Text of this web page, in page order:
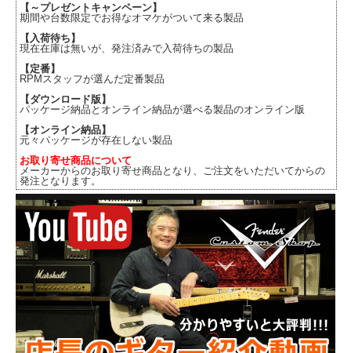
【～プレゼントキャンペーン】
期間や台数限定でお得なオマケがついて来る製品
【入荷待ち】
現在在庫は無いが、発注済みで入荷待ちの製品
【定番】
RPMスタッフが選んだ定番製品
【ダウンロード版】
パッケージ納品とオンライン納品が選べる製品のオンライン版
【オンライン納品】
元々パッケージが存在しない製品
お取り寄せ商品について
メーカーからのお取り寄せ商品となり、ご注文をいただいてからの
発注となります。